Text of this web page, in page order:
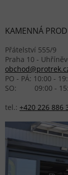
KAMENNÁ
Přátelství 555/9
Praha 10 -
PO - PÁ: 10:00 -
SO: 09:00 -
tel.: +420 226 886